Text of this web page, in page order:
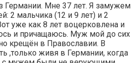
Германии. Мне 37 лет. Я замужем
2 мальчика (12 и 9 лет) и 2
уже как 8 лет воцерковлена и
и причащаюсь. Муж мой до сих
крещён в Православии. В
,только живя в Германии, когда